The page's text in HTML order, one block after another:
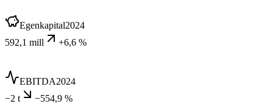
Egenkapital2024
592,1 mill
+6,6 %
EBITDA2024
−2 t
−554,9 %